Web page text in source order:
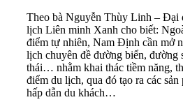
Theo bà Nguyễn Thùy Linh – Đại
lịch Liên minh Xanh cho biết:
điểm tự nhiên, Nam Định cần mở
lịch chuyên đề đường biển, đường
thái… nhằm khai thác tiềm năng,
điểm du lịch, qua đó tạo ra các
hấp dẫn du khách…